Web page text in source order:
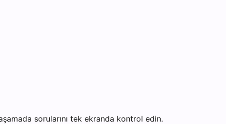
sorularını tek ekranda kontrol edin.